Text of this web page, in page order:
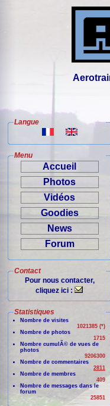
Langue
Menu
Accueil
Photos
Vidéos
Goodies
News
Forum
Contact
Pour nous contacter,
cliquez ici :
Statistiques
Nombre de visites
1021385 (*)
Nombre de photos
1715
Nombre cumulÃ© de vues de
photos
9206300
Nombre de commentaires
2811
Nombre de membres
409
Nombre de messages dans le
forum
25851